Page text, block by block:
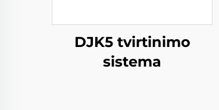
DJK5 tvirtinimo
sistema